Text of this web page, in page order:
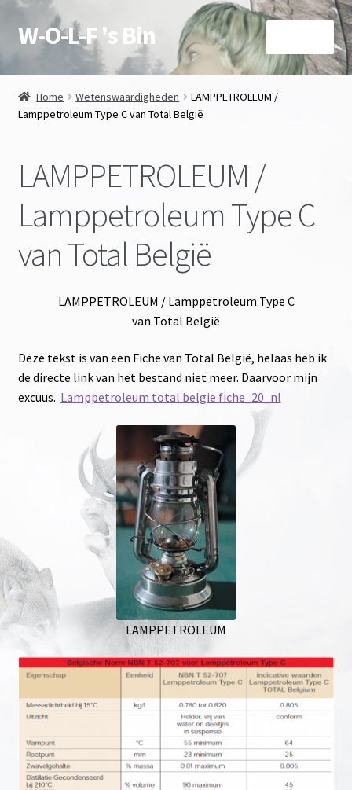
Ga
door
navigatie
Ga
naar
inhoud
W-O-L-F 's Bin
Over deze site en Shop
Winkel
voorwaarden
Wetenswaardigheden
Hanwei Factory in China has Closed per 31-12-2024
Amadou soepel maken – Wat je zelf moet doen
ijzeren / koolstof messen en ijzer smaak of reuk.
Over het begrip Replica zijn heel veel misverstanden
Monniken en het recht wapens te dragen in de
middeleeuwen
Water-Zuiveren-filteren-virussen-bacteriën
LAMPPETROLEUM / Lamppetroleum Type C van Total
België
Fire steel – misch metal en Ferrocerium, Swedish
firesteel, en de wondere wereld van de verwarring.
Strikers voor Fire steel – ferroseriumrod Misch metal.
En hoe eenvoudig en goedkoop, de beste te vinden.
Home Wetenswaardigheden
LAMPPETROLEUM /
Lamppetroleum Type C van Total België
LAMPPETROLEUM /
Lamppetroleum Type C
van Total België
LAMPPETROLEUM / Lamppetroleum Type C
van Total België
Deze tekst is van een Fiche van Total België, helaas heb ik
de directe link van het bestand niet meer. Daarvoor mijn
excuus. Lamppetroleum total belgie fiche_20_nl
LAMPPETROLEUM